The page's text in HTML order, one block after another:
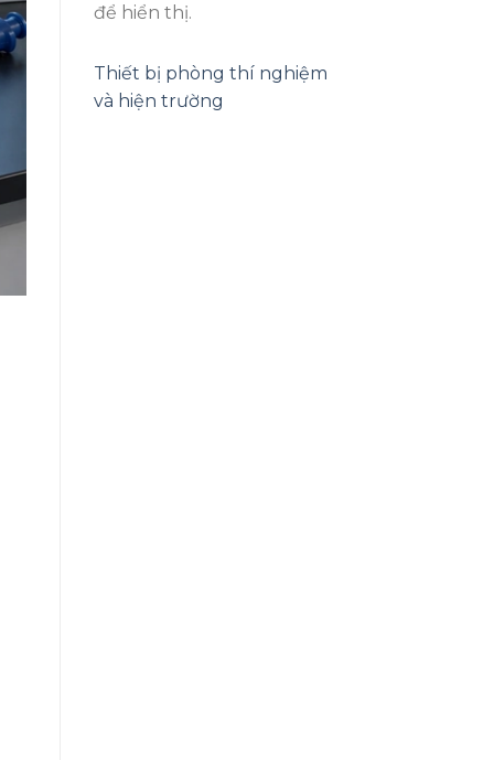
để hiển thị.
Thiết bị phòng thí nghiệm
và hiện trường